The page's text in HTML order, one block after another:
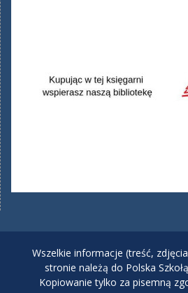
Wszelkie informacje (treść,
stronie należą do Polska
Kopiowanie tylko za pisemną